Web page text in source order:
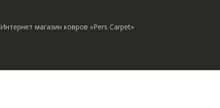
Интернет магазин ковров «Pers Carpet»